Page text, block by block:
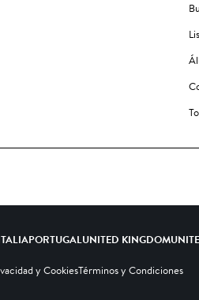
PORTUGALUNITED KINGDOM
y CookiesTérminos y Condiciones